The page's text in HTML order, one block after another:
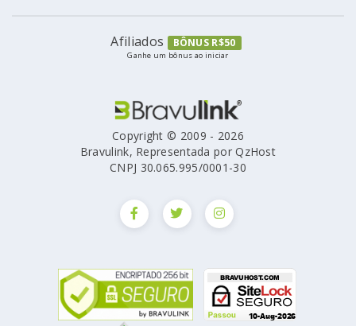
Afiliados BÔNUS R$50
Ganhe um bônus ao iniciar
Copyright © 2009 - 2026
Bravulink, Representada por QzHost
CNPJ 30.065.995/0001-30